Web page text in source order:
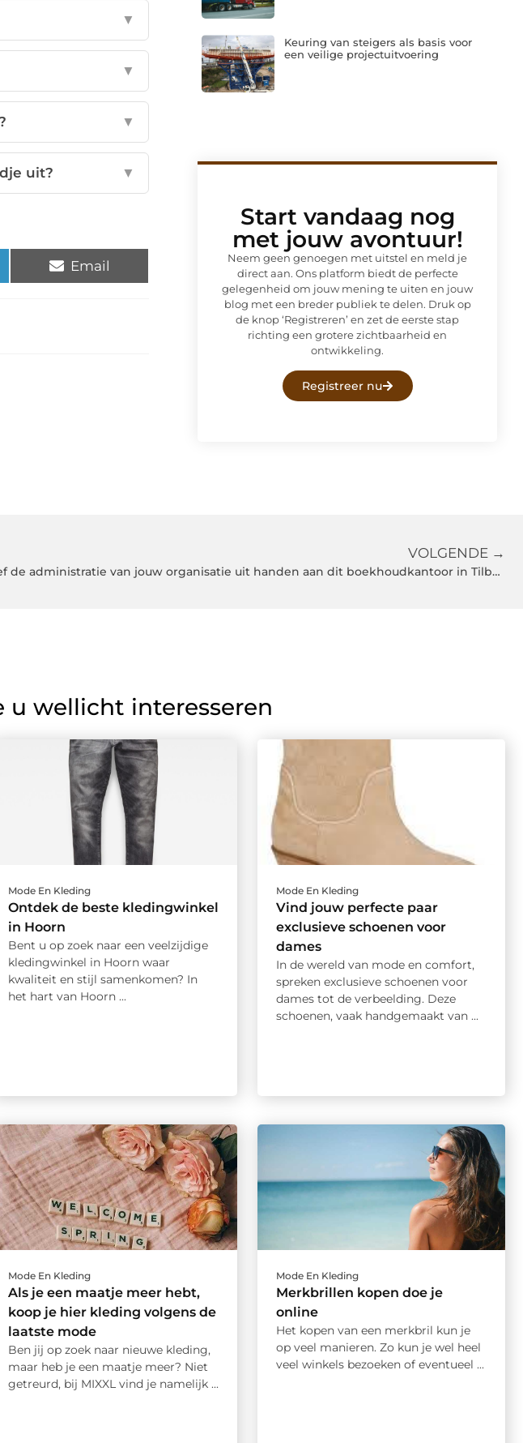
▼
▼
▼
uit? ▼
Email
Keuring van steigers als basis voor
een veilige projectuitvoering
Start vandaag nog
met jouw avontuur!
Neem geen genoegen met uitstel en meld je
direct aan. Ons platform biedt de perfecte
gelegenheid om jouw mening te uiten en jouw
blog met een breder publiek te delen. Druk op
de knop ‘Registreren’ en zet de eerste stap
richting een grotere zichtbaarheid en
ontwikkeling.
Registreer nu
VOLGENDE →
Geef de administratie van jouw organisatie uit handen aan dit boekhoudkantoor in Tilburg
u wellicht interesseren
Mode En Kleding
Ontdek de beste kledingwinkel
in Hoorn
Bent u op zoek naar een veelzijdige
kledingwinkel in Hoorn waar
kwaliteit en stijl samenkomen? In
het hart van Hoorn ...
Mode En Kleding
Vind jouw perfecte paar
exclusieve schoenen voor
dames
In de wereld van mode en comfort,
spreken exclusieve schoenen voor
dames tot de verbeelding. Deze
schoenen, vaak handgemaakt van ...
Mode En Kleding
Als je een maatje meer hebt,
koop je hier kleding volgens de
laatste mode
Ben jij op zoek naar nieuwe kleding,
maar heb je een maatje meer? Niet
getreurd, bij MIXXL vind je namelijk ...
Mode En Kleding
Merkbrillen kopen doe je
online
Het kopen van een merkbril kun je
op veel manieren. Zo kun je wel heel
veel winkels bezoeken of eventueel ...